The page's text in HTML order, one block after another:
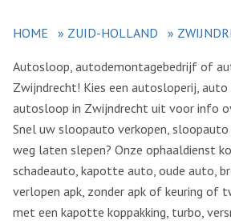
HOME » ZUID-HOLLAND »
Autosloop, autodemontagebedrijf of
Zwijndrecht! Kies een autosloperij,
autosloop in Zwijndrecht uit voor info
Snel uw sloopauto verkopen,
weg laten slepen? Onze ophaaldienst
schadeauto, kapotte auto, oude auto,
verlopen apk, zonder apk of keuring of
met een kapotte koppakking, turbo,